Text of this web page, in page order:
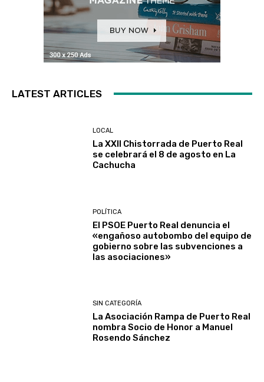
LATEST ARTICLES
LOCAL
La XXII Chistorrada de Puerto Real
se celebrará el 8 de agosto en La
Cachucha
POLÍTICA
El PSOE Puerto Real denuncia el
«engañoso autobombo del equipo de
gobierno sobre las subvenciones a
las asociaciones»
SIN CATEGORÍA
La Asociación Rampa de Puerto Real
nombra Socio de Honor a Manuel
Rosendo Sánchez